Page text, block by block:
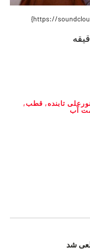
تابنده, قطب,
آب
شد